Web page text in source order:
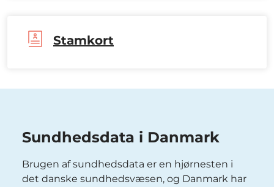
Stamkort
Sundhedsdata i Danmark
Brugen af sundhedsdata er en hjørnesten i
det danske sundhedsvæsen, og Danmark har